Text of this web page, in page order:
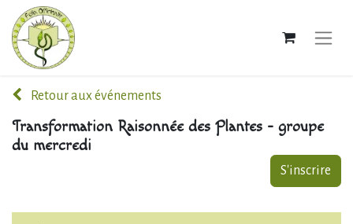
Retour aux événements
Transformation Raisonnée des Plantes - groupe
du mercredi
S'inscrire